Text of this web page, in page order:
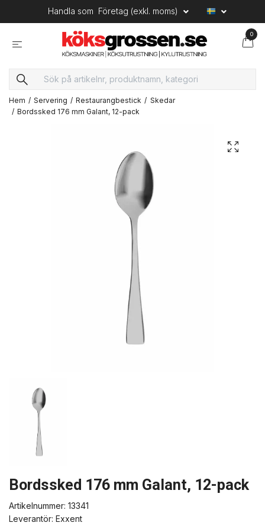
Handla som Företag (exkl. moms)
0
Hem Servering Restaurangbestick
Skedar
Bordssked 176 mm Galant, 12-pack
Bordssked 176 mm Galant, 12-pack
Artikelnummer: 13341
Leverantör: Exxent